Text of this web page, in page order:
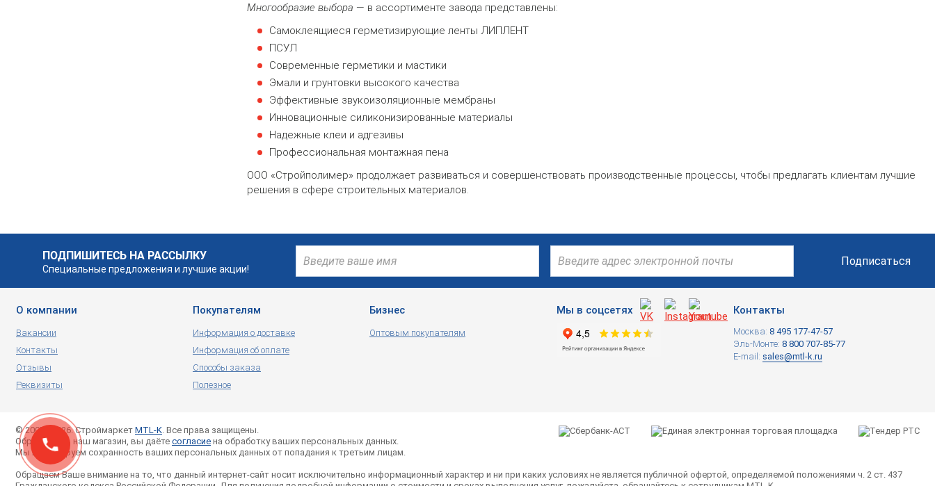
Многообразие выбора — в ассортименте завода представлены:
Самоклеящиеся герметизирующие ленты ЛИПЛЕНТ
ПСУЛ
Современные герметики и мастики
Эмали и грунтовки высокого качества
Эффективные звукоизоляционные мембраны
Инновационные силиконизированные материалы
Надежные клеи и адгезивы
Профессиональная монтажная пена
ООО «Стройполимер» продолжает развиваться и совершенствовать производственные процессы, чтобы предлагать клиентам лучшие
решения в сфере строительных материалов.
ПОДПИШИТЕСЬ НА РАССЫЛКУ
Специальные предложения и лучшие акции!
Подписаться
О компании
Вакансии
Контакты
Отзывы
Реквизиты
Покупателям
Информация о доставке
Информация об оплате
Способы заказа
Полезное
Бизнес
Оптовым покупателям
Мы в соцсетях Контакты
Москва: 8 495 177-47-57
Эль-Монте: 8 800 707-85-77
E-mail: sales@mtl-k.ru
© 2007—2026. Строймаркет MTL-K. Все права защищены.
Обращаясь в наш магазин, вы даёте согласие на обработку ваших персональных данных.
Мы гарантируем сохранность ваших персональных данных от попадания к третьим лицам.
Обращаем Ваше внимание на то, что данный интернет-сайт носит исключительно информационный характер и ни при каких условиях не является публичной офертой, определяемой положениями ч. 2 ст. 437